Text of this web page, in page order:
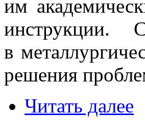
им
инструкции.
в
решения
Читать далее